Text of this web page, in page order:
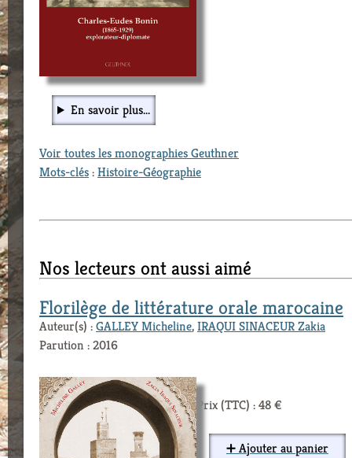
En savoir plus...
Voir toutes les monographies Geuthner
Mots-clés:Histoire-Géographie
Nos lecteurs ont aussi aimé
Florilège de littérature orale marocaine
Auteur(s) :GALLEY Micheline,IRAQUI SINACEUR Zakia
Parution : 2016
Prix (TTC) : 48 €
➕ Ajouter au panier